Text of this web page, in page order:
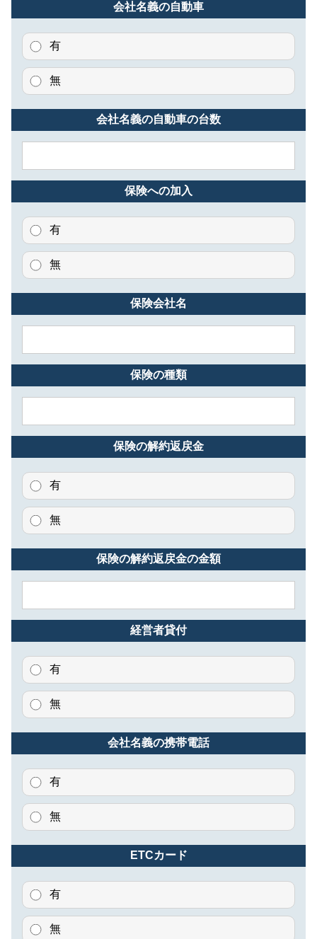
会社名義の自動車
有
無
会社名義の自動車の台数
保険への加入
有
無
保険会社名
保険の種類
保険の解約返戻金
有
無
保険の解約返戻金の金額
経営者貸付
有
無
会社名義の携帯電話
有
無
ETCカード
有
無